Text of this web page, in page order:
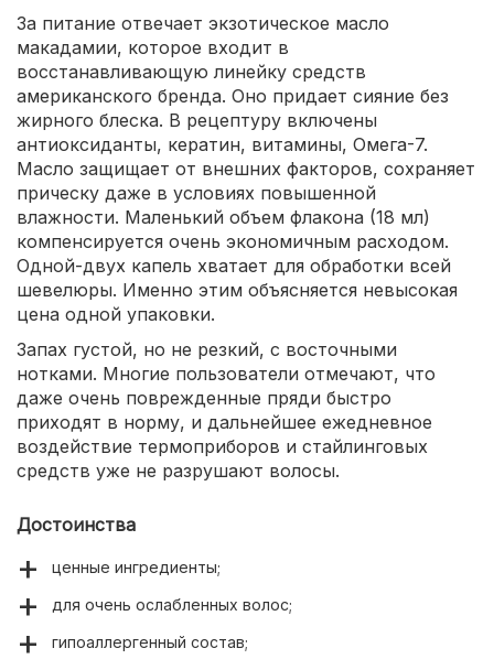
За питание отвечает экзотическое масло
макадамии, которое входит в
восстанавливающую линейку средств
американского бренда. Оно придает сияние без
жирного блеска. В рецептуру включены
антиоксиданты, кератин, витамины, Омега-7.
Масло защищает от внешних факторов, сохраняет
прическу даже в условиях повышенной
влажности. Маленький объем флакона (18 мл)
компенсируется очень экономичным расходом.
Одной-двух капель хватает для обработки всей
шевелюры. Именно этим объясняется невысокая
цена одной упаковки.
Запах густой, но не резкий, с восточными
нотками. Многие пользователи отмечают, что
даже очень поврежденные пряди быстро
приходят в норму, и дальнейшее ежедневное
воздействие термоприборов и стайлинговых
средств уже не разрушают волосы.
Достоинства
ценные ингредиенты;
для очень ослабленных волос;
гипоаллергенный состав;